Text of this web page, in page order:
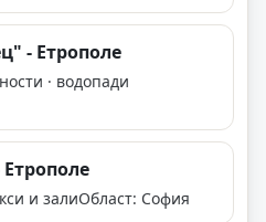
- Етрополе
· водопади
и залиОбласт: София